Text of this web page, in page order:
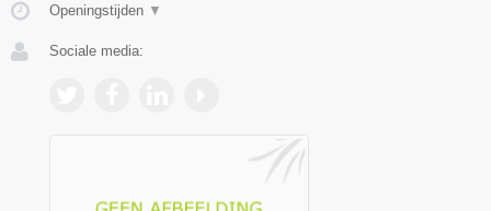
Openingstijden ▼
Sociale media: